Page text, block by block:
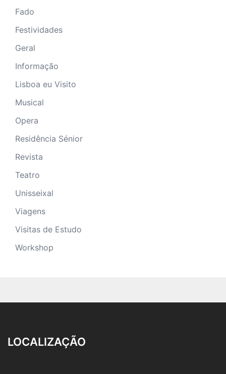
Fado
Festividades
Geral
Informação
Lisboa eu Visito
Musical
Opera
Residência Sénior
Revista
Teatro
Unisseixal
Viagens
Visitas de Estudo
Workshop
LOCALIZAÇÃO